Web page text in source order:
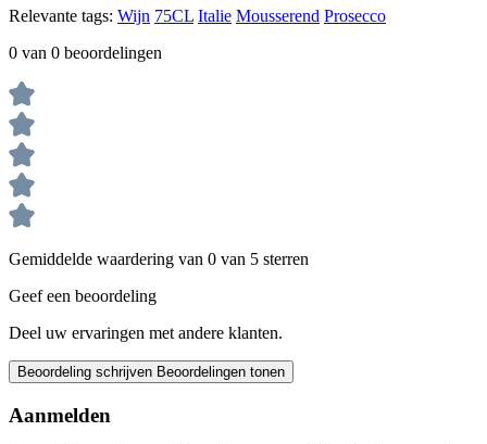
Relevante tags: Wijn 75CL Italie Mousserend Prosecco
0 van 0 beoordelingen
Gemiddelde waardering van 0 van 5 sterren
Geef een beoordeling
Deel uw ervaringen met andere klanten.
Beoordeling schrijven Beoordelingen tonen
Aanmelden